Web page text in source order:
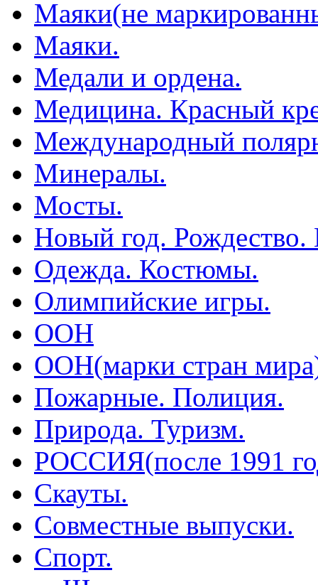
Маяки(не
Маяки.
Медали и ордена.
Медицина. Красный
Международный
Минералы.
Мосты.
Новый год. Рождество.
Одежда. Костюмы.
Олимпийские игры.
ООН
ООН(марки стран
Пожарные. Полиция.
Природа. Туризм.
РОССИЯ(после 1991
Скауты.
Совместные выпуски.
Спорт.